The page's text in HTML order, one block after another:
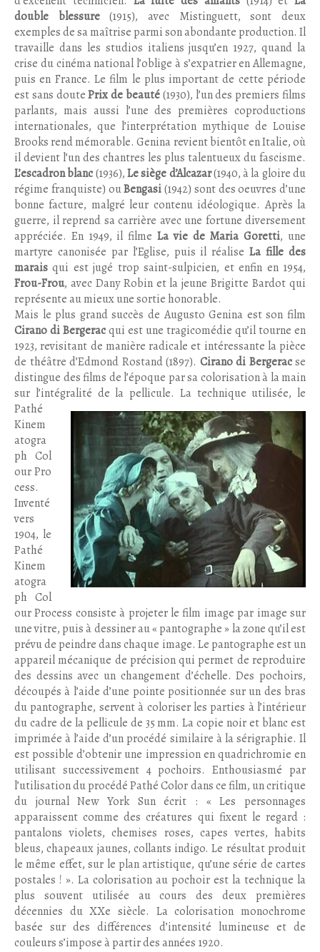
double blessure(1915), avec Mistinguett, sont deux
exemples de sa maîtrise parmi son abondante production. Il
travaille dans les studios italiens jusqu’en 1927, quand la
crise du cinéma national l’oblige à s’expatrier en Allemagne,
puis en France. Le film le plus important de cette période
est sans doutePrix de beauté(1930), l’un des premiers films
parlants, mais aussi l’une des premières coproductions
internationales, que l’interprétation mythique de Louise
Brooks rend mémorable. Genina revient bientôt en Italie, où
il devient l’un des chantres les plus talentueux du fascisme.
L’escadron blanc(1936),Le siège d’Alcazar(1940, à la gloire du
régime franquiste) ouBengasi(1942) sont des oeuvres d’une
bonne facture, malgré leur contenu idéologique. Après la
guerre, il reprend sa carrière avec une fortune diversement
appréciée. En 1949, il filme La vie de Maria Goretti, une
martyre canonisée par l’Eglise, puis il réaliseLa fille des
marais qui est jugé trop saint-sulpicien, et enfin en 1954,
Frou-Frou, avec Dany Robin et la jeune Brigitte Bardot qui
représente au mieux une sortie honorable.
Mais le plus grand succès de Augusto Genina est son film
Cirano di Bergeracqui est une tragicomédie qu’il tourne en
1923, revisitant de manière radicale et intéressante la pièce
de théâtre d’Edmond Rostand (1897). Cirano di Bergeracse
distingue des films de l’époque par sa colorisation à la main
sur l’intégralité de la pellicule. La technique utilisée, le
Pathé
Kinem
atogra
ph Col
our Pro
cess.
Inventé
vers
1904, le
Pathé
Kinem
atogra
ph Col
our Process consiste à projeter le film image par image sur
une vitre, puis à dessiner au « pantographe » la zone qu’il est
prévu de peindre dans chaque image. Le pantographe est un
appareil mécanique de précision qui permet de reproduire
des dessins avec un changement d’échelle. Des pochoirs,
découpés à l’aide d’une pointe positionnée sur un des bras
du pantographe, servent à coloriser les parties à l’intérieur
du cadre de la pellicule de 35 mm. La copie noir et blanc est
imprimée à l’aide d’un procédé similaire à la sérigraphie. Il
est possible d’obtenir une impression en quadrichromie en
utilisant successivement 4 pochoirs. Enthousiasmé par
l’utilisation du procédé Pathé Color dans ce film, un critique
du journal New York Sun écrit : « Les personnages
apparaissent comme des créatures qui fixent le regard :
pantalons violets, chemises roses, capes vertes, habits
bleus, chapeaux jaunes, collants indigo. Le résultat produit
le même effet, sur le plan artistique, qu’une série de cartes
postales ! ». La colorisation au pochoir est la technique la
plus souvent utilisée au cours des deux premières
décennies du XXe siècle. La colorisation monochrome
basée sur des différences d’intensité lumineuse et de
couleurs s’impose à partir des années 1920.